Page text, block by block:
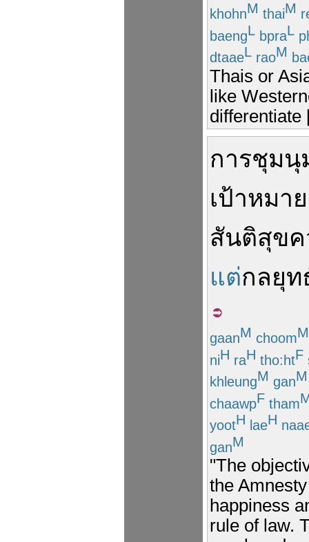
khohnM thaiM
baengL bpraL
dtaaeL raoM
Thais or
like
differentiate
การชุมนุ
เป้าหมาย
สันติสุข
แต่กลยุท
gaanM choomM
niH raH tho:htF
khleungM ganM
chaawpF tham
yootH laeH
ganM
"The
the
happiness
rule of law.